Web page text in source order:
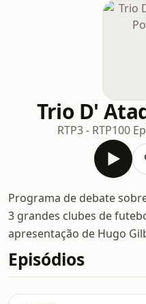
Trio D'
RTP3 - RTP100
Programa de debate
3 grandes clubes de
apresentação de Hugo
Episódios